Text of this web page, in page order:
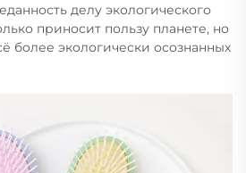
делу экологического
приносит пользу планете, но
более экологически осознанных